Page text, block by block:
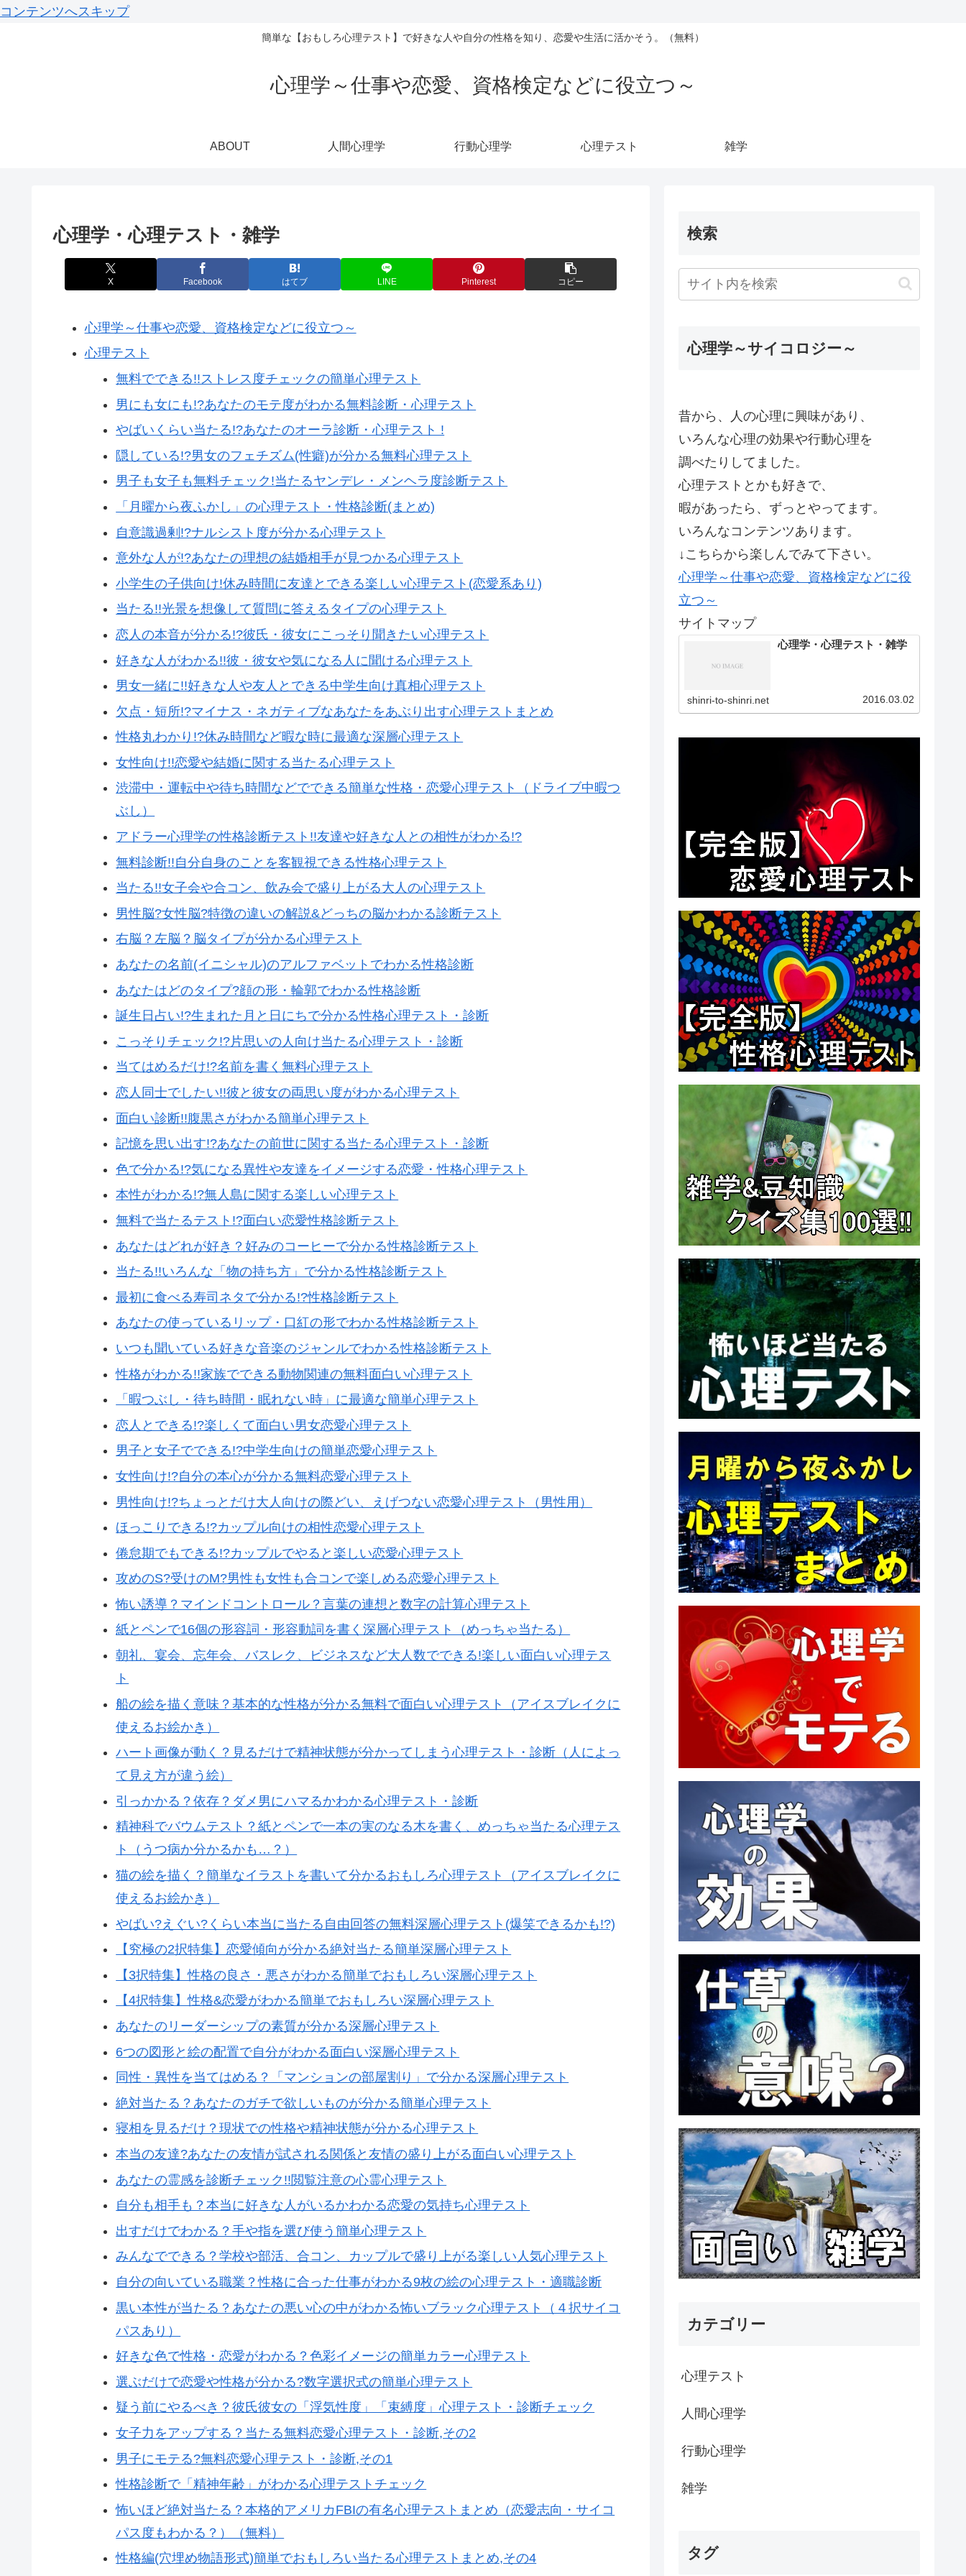
コンテンツへスキップ
簡単な【おもしろ心理テスト】で好きな人や自分の性格を知り、恋愛や生活に活かそう。（無料）
心理学～仕事や恋愛、資格検定などに役立つ～
ABOUT 人間心理学 行動心理学 心理テスト 雑学
心理学・心理テスト・雑学
X Facebook はてブ LINE Pinterest コピー
心理学～仕事や恋愛、資格検定などに役立つ～
心理テスト
無料でできる!!ストレス度チェックの簡単心理テスト
男にも女にも!?あなたのモテ度がわかる無料診断・心理テスト
やばいくらい当たる!?あなたのオーラ診断・心理テスト !
隠している!?男女のフェチズム(性癖)が分かる無料心理テスト
男子も女子も無料チェック!当たるヤンデレ・メンヘラ度診断テスト
「月曜から夜ふかし」の心理テスト・性格診断(まとめ)
自意識過剰!?ナルシスト度が分かる心理テスト
意外な人が!?あなたの理想の結婚相手が見つかる心理テスト
小学生の子供向け!休み時間に友達とできる楽しい心理テスト(恋愛系あり)
当たる!!光景を想像して質問に答えるタイプの心理テスト
恋人の本音が分かる!?彼氏・彼女にこっそり聞きたい心理テスト
好きな人がわかる!!彼・彼女や気になる人に聞ける心理テスト
男女一緒に!!好きな人や友人とできる中学生向け真相心理テスト
欠点・短所!?マイナス・ネガティブなあなたをあぶり出す心理テストまとめ
性格丸わかり!?休み時間など暇な時に最適な深層心理テスト
女性向け!!恋愛や結婚に関する当たる心理テスト
渋滞中・運転中や待ち時間などでできる簡単な性格・恋愛心理テスト（ドライブ中暇つ
ぶし）
アドラー心理学の性格診断テスト!!友達や好きな人との相性がわかる!?
無料診断!!自分自身のことを客観視できる性格心理テスト
当たる!!女子会や合コン、飲み会で盛り上がる大人の心理テスト
男性脳?女性脳?特徴の違いの解説&どっちの脳かわかる診断テスト
右脳？左脳？脳タイプが分かる心理テスト
あなたの名前(イニシャル)のアルファベットでわかる性格診断
あなたはどのタイプ?顔の形・輪郭でわかる性格診断
誕生日占い!?生まれた月と日にちで分かる性格心理テスト・診断
こっそりチェック!?片思いの人向け当たる心理テスト・診断
当てはめるだけ!?名前を書く無料心理テスト
恋人同士でしたい!!彼と彼女の両思い度がわかる心理テスト
面白い診断!!腹黒さがわかる簡単心理テスト
記憶を思い出す!?あなたの前世に関する当たる心理テスト・診断
色で分かる!?気になる異性や友達をイメージする恋愛・性格心理テスト
本性がわかる!?無人島に関する楽しい心理テスト
無料で当たるテスト!?面白い恋愛性格診断テスト
あなたはどれが好き？好みのコーヒーで分かる性格診断テスト
当たる!!いろんな「物の持ち方」で分かる性格診断テスト
最初に食べる寿司ネタで分かる!?性格診断テスト
あなたの使っているリップ・口紅の形でわかる性格診断テスト
いつも聞いている好きな音楽のジャンルでわかる性格診断テスト
性格がわかる!!家族でできる動物関連の無料面白い心理テスト
「暇つぶし・待ち時間・眠れない時」に最適な簡単心理テスト
恋人とできる!?楽しくて面白い男女恋愛心理テスト
男子と女子でできる!?中学生向けの簡単恋愛心理テスト
女性向け!?自分の本心が分かる無料恋愛心理テスト
男性向け!?ちょっとだけ大人向けの際どい、えげつない恋愛心理テスト（男性用）
ほっこりできる!?カップル向けの相性恋愛心理テスト
倦怠期でもできる!?カップルでやると楽しい恋愛心理テスト
攻めのS?受けのM?男性も女性も合コンで楽しめる恋愛心理テスト
怖い誘導？マインドコントロール？言葉の連想と数字の計算心理テスト
紙とペンで16個の形容詞・形容動詞を書く深層心理テスト（めっちゃ当たる）
朝礼、宴会、忘年会、バスレク、ビジネスなど大人数でできる!楽しい面白い心理テス
ト
船の絵を描く意味？基本的な性格が分かる無料で面白い心理テスト（アイスブレイクに
使えるお絵かき）
ハート画像が動く？見るだけで精神状態が分かってしまう心理テスト・診断（人によっ
て見え方が違う絵）
引っかかる？依存？ダメ男にハマるかわかる心理テスト・診断
精神科でバウムテスト？紙とペンで一本の実のなる木を書く、めっちゃ当たる心理テス
ト（うつ病か分かるかも…？）
猫の絵を描く？簡単なイラストを書いて分かるおもしろ心理テスト（アイスブレイクに
使えるお絵かき）
やばい?えぐい?くらい本当に当たる自由回答の無料深層心理テスト(爆笑できるかも!?)
【究極の2択特集】恋愛傾向が分かる絶対当たる簡単深層心理テスト
【3択特集】性格の良さ・悪さがわかる簡単でおもしろい深層心理テスト
【4択特集】性格&恋愛がわかる簡単でおもしろい深層心理テスト
あなたのリーダーシップの素質が分かる深層心理テスト
6つの図形と絵の配置で自分がわかる面白い深層心理テスト
同性・異性を当てはめる？「マンションの部屋割り」で分かる深層心理テスト
絶対当たる？あなたのガチで欲しいものが分かる簡単心理テスト
寝相を見るだけ？現状での性格や精神状態が分かる心理テスト
本当の友達?あなたの友情が試される関係と友情の盛り上がる面白い心理テスト
あなたの霊感を診断チェック!!閲覧注意の心霊心理テスト
自分も相手も？本当に好きな人がいるかわかる恋愛の気持ち心理テスト
出すだけでわかる？手や指を選び使う簡単心理テスト
みんなでできる？学校や部活、合コン、カップルで盛り上がる楽しい人気心理テスト
自分の向いている職業？性格に合った仕事がわかる9枚の絵の心理テスト・適職診断
黒い本性が当たる？あなたの悪い心の中がわかる怖いブラック心理テスト（４択サイコ
パスあり）
好きな色で性格・恋愛がわかる？色彩イメージの簡単カラー心理テスト
選ぶだけで恋愛や性格が分かる?数字選択式の簡単心理テスト
疑う前にやるべき？彼氏彼女の「浮気性度」「束縛度」心理テスト・診断チェック
女子力をアップする？当たる無料恋愛心理テスト・診断,その2
男子にモテる?無料恋愛心理テスト・診断,その1
性格診断で「精神年齢」がわかる心理テストチェック
怖いほど絶対当たる？本格的アメリカFBIの有名心理テストまとめ（恋愛志向・サイコ
パス度もわかる？）（無料）
性格編(穴埋め物語形式)簡単でおもしろい当たる心理テストまとめ,その4
検索
心理学～サイコロジー～
昔から、人の心理に興味があり、
いろんな心理の効果や行動心理を
調べたりしてました。
心理テストとかも好きで、
暇があったら、ずっとやってます。
いろんなコンテンツあります。
↓こちらから楽しんでみて下さい。
心理学～仕事や恋愛、資格検定などに役
立つ～
サイトマップ
心理学・心理テスト・雑学
shinri-to-shinri.net 2016.03.02
カテゴリー
心理テスト
人間心理学
行動心理学
雑学
タグ